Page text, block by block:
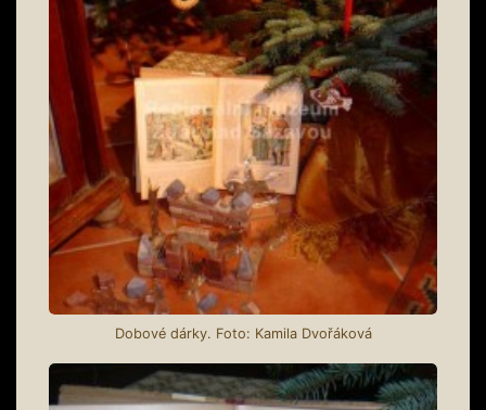
Dobové dárky. Foto: Kamila Dvořáková